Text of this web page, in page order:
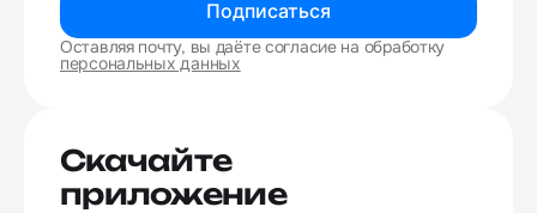
Подписаться
Оставляя почту, вы даёте согласие на обработку
персональных данных
Скачайте
приложение